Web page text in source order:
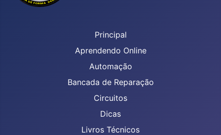
Principal
Aprendendo Online
Automação
Bancada de Reparação
Circuitos
Dicas
Livros Técnicos